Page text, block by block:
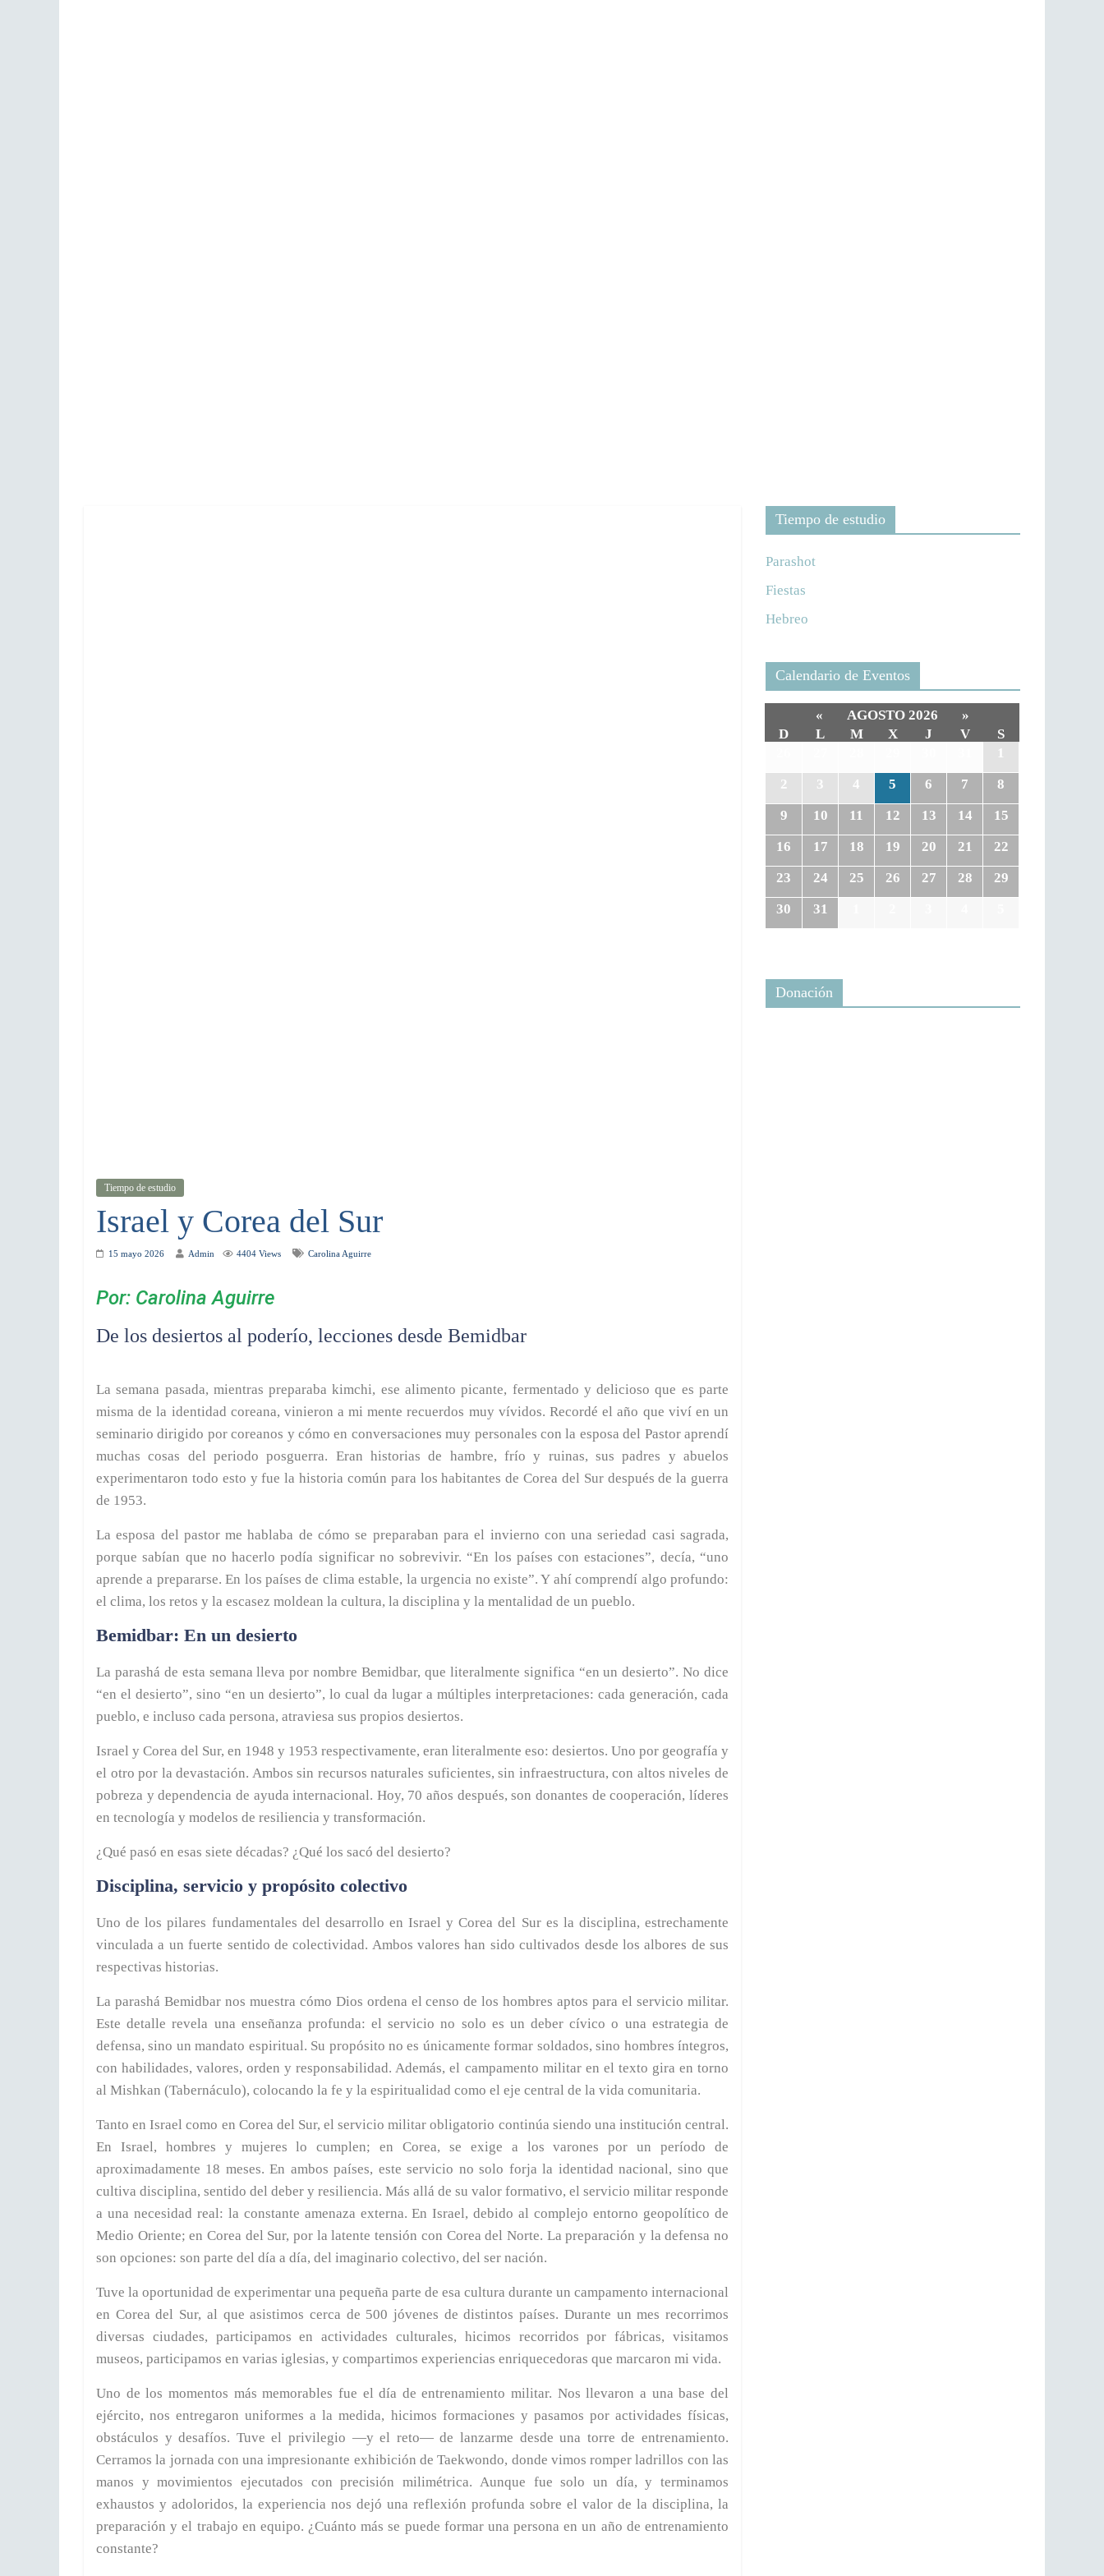
Tiempo de estudio
Israel y Corea del Sur
15 mayo 2026 Admin 4404 Views Carolina Aguirre
Por: Carolina Aguirre
De los desiertos al poderío, lecciones desde Bemidbar
La semana pasada, mientras preparaba kimchi, ese alimento picante, fermentado y delicioso que es parte
misma de la identidad coreana, vinieron a mi mente recuerdos muy vívidos. Recordé el año que viví en un
seminario dirigido por coreanos y cómo en conversaciones muy personales con la esposa del Pastor aprendí
muchas cosas del periodo posguerra. Eran historias de hambre, frío y ruinas, sus padres y abuelos
experimentaron todo esto y fue la historia común para los habitantes de Corea del Sur después de la guerra
de 1953.
La esposa del pastor me hablaba de cómo se preparaban para el invierno con una seriedad casi sagrada,
porque sabían que no hacerlo podía significar no sobrevivir. “En los países con estaciones”, decía, “uno
aprende a prepararse. En los países de clima estable, la urgencia no existe”. Y ahí comprendí algo profundo:
el clima, los retos y la escasez moldean la cultura, la disciplina y la mentalidad de un pueblo.
Bemidbar: En un desierto
La parashá de esta semana lleva por nombre Bemidbar, que literalmente significa “en un desierto”. No dice
“en el desierto”, sino “en un desierto”, lo cual da lugar a múltiples interpretaciones: cada generación, cada
pueblo, e incluso cada persona, atraviesa sus propios desiertos.
Israel y Corea del Sur, en 1948 y 1953 respectivamente, eran literalmente eso: desiertos. Uno por geografía y
el otro por la devastación. Ambos sin recursos naturales suficientes, sin infraestructura, con altos niveles de
pobreza y dependencia de ayuda internacional. Hoy, 70 años después, son donantes de cooperación, líderes
en tecnología y modelos de resiliencia y transformación.
¿Qué pasó en esas siete décadas? ¿Qué los sacó del desierto?
Disciplina, servicio y propósito colectivo
Uno de los pilares fundamentales del desarrollo en Israel y Corea del Sur es la disciplina, estrechamente
vinculada a un fuerte sentido de colectividad. Ambos valores han sido cultivados desde los albores de sus
respectivas historias.
La parashá Bemidbar nos muestra cómo Dios ordena el censo de los hombres aptos para el servicio militar.
Este detalle revela una enseñanza profunda: el servicio no solo es un deber cívico o una estrategia de
defensa, sino un mandato espiritual. Su propósito no es únicamente formar soldados, sino hombres íntegros,
con habilidades, valores, orden y responsabilidad. Además, el campamento militar en el texto gira en torno
al Mishkan (Tabernáculo), colocando la fe y la espiritualidad como el eje central de la vida comunitaria.
Tanto en Israel como en Corea del Sur, el servicio militar obligatorio continúa siendo una institución central.
En Israel, hombres y mujeres lo cumplen; en Corea, se exige a los varones por un período de
aproximadamente 18 meses. En ambos países, este servicio no solo forja la identidad nacional, sino que
cultiva disciplina, sentido del deber y resiliencia. Más allá de su valor formativo, el servicio militar responde
a una necesidad real: la constante amenaza externa. En Israel, debido al complejo entorno geopolítico de
Medio Oriente; en Corea del Sur, por la latente tensión con Corea del Norte. La preparación y la defensa no
son opciones: son parte del día a día, del imaginario colectivo, del ser nación.
Tuve la oportunidad de experimentar una pequeña parte de esa cultura durante un campamento internacional
en Corea del Sur, al que asistimos cerca de 500 jóvenes de distintos países. Durante un mes recorrimos
diversas ciudades, participamos en actividades culturales, hicimos recorridos por fábricas, visitamos
museos, participamos en varias iglesias, y compartimos experiencias enriquecedoras que marcaron mi vida.
Uno de los momentos más memorables fue el día de entrenamiento militar. Nos llevaron a una base del
ejército, nos entregaron uniformes a la medida, hicimos formaciones y pasamos por actividades físicas,
obstáculos y desafíos. Tuve el privilegio —y el reto— de lanzarme desde una torre de entrenamiento.
Cerramos la jornada con una impresionante exhibición de Taekwondo, donde vimos romper ladrillos con las
manos y movimientos ejecutados con precisión milimétrica. Aunque fue solo un día, y terminamos
exhaustos y adoloridos, la experiencia nos dejó una reflexión profunda sobre el valor de la disciplina, la
preparación y el trabajo en equipo. ¿Cuánto más se puede formar una persona en un año de entrenamiento
constante?
Tiempo de estudio
Parashot
Fiestas
Hebreo
Calendario de Eventos
« AGOSTO 2026
»
D
L M X J V
S
1
2
3 4 5 6 7
8
9
10 11 12 13 14
15
16
17 18 19 20 21
22
23
24 25 26 27 28
29
30
31
Donación